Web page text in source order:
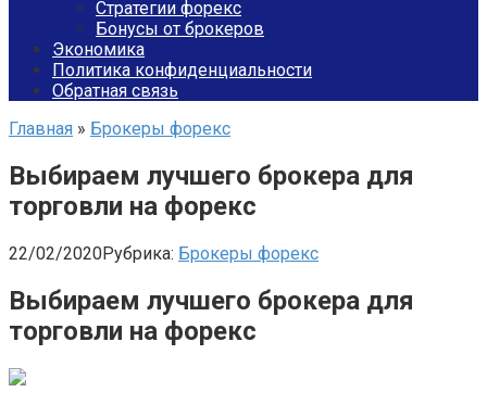
Стратегии форекс
Бонусы от брокеров
Экономика
Политика конфиденциальности
Обратная связь
Главная » Брокеры форекс
Выбираем лучшего брокера для
торговли на форекс
22/02/2020Рубрика: Брокеры форекс
Выбираем лучшего брокера для
торговли на форекс